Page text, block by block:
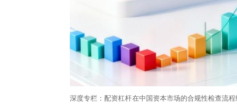
深度专栏：配资杠杆在中国资本市场的合规性检查流